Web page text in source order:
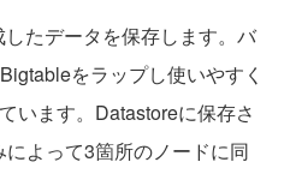
たデータを保存します。バ
をラップし使いやすく
います。Datastoreに保存さ
よって3箇所のノードに同